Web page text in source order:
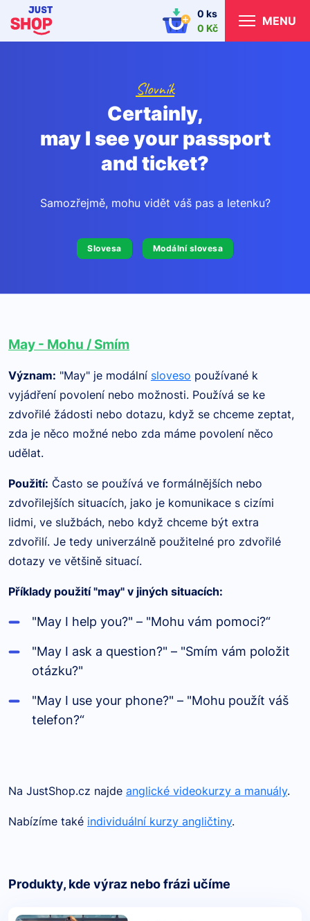
0 ks
0 Kč
MENU
Slovník
Certainly,
may I see your passport
and ticket?
Samozřejmě, mohu vidět váš pas a letenku?
Slovesa Modální slovesa
May - Mohu / Smím
Význam: "May" je modální sloveso používané k
vyjádření povolení nebo možnosti. Používá se ke
zdvořilé žádosti nebo dotazu, když se chceme zeptat,
zda je něco možné nebo zda máme povolení něco
udělat.
Použití: Často se používá ve formálnějších nebo
zdvořilejších situacích, jako je komunikace s cizími
lidmi, ve službách, nebo když chceme být extra
zdvořilí. Je tedy univerzálně použitelné pro zdvořilé
dotazy ve většině situací.
Příklady použití "may" v jiných situacích:
"May I help you?" – "Mohu vám pomoci?“
"May I ask a question?" – "Smím vám položit
otázku?"
"May I use your phone?" – "Mohu použít váš
telefon?“
Na JustShop.cz najde anglické videokurzy a manuály.
Nabízíme také individuální kurzy angličtiny.
Produkty, kde výraz nebo frázi učíme